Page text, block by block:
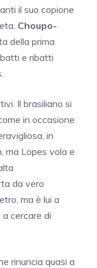
il suo copione
Choupo-
della prima
e ribatti
Il brasiliano si
in occasione
in
ma Lopes vola e
da vero
ma è lui a
a cercare di
rinuncia quasi a